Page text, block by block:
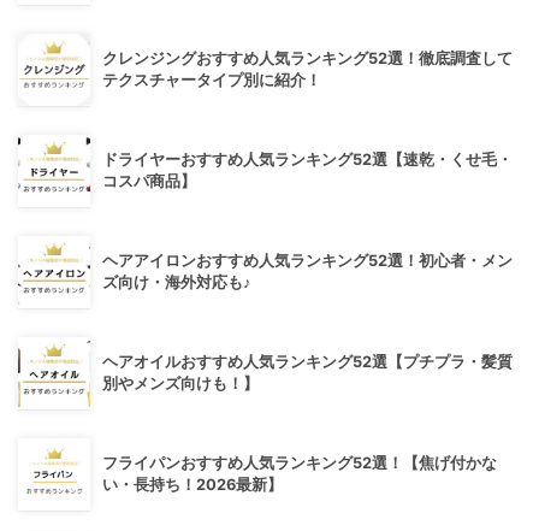
クレンジングおすすめ人気ランキング52選！徹底調査して
テクスチャータイプ別に紹介！
ドライヤーおすすめ人気ランキング52選【速乾・くせ毛・
コスパ商品】
ヘアアイロンおすすめ人気ランキング52選！初心者・メン
ズ向け・海外対応も♪
ヘアオイルおすすめ人気ランキング52選【プチプラ・髪質
別やメンズ向けも！】
フライパンおすすめ人気ランキング52選！【焦げ付かな
い・長持ち！2026最新】